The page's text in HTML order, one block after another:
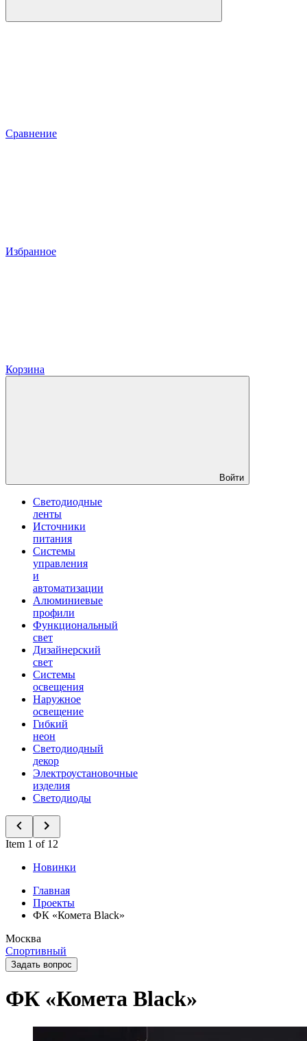
Сравнение
Избранное
Корзина
Войти
Светодиодные
ленты
Источники
питания
Системы
управления
и
автоматизации
Алюминиевые
профили
Функциональный
свет
Дизайнерский
свет
Системы
освещения
Наружное
освещение
Гибкий
неон
Светодиодный
декор
Электроустановочные
изделия
Светодиоды
Item 1 of 12
Новинки
Главная
Проекты
ФК «Комета Black»
Москва
Спортивный
Задать вопрос
ФК «Комета Black»